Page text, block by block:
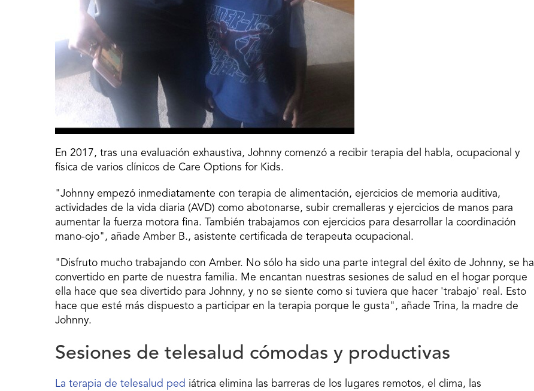
En 2017, tras una evaluación exhaustiva, Johnny comenzó a recibir terapia del habla, ocupacional y
física de varios clínicos de Care Options for Kids.
"Johnny empezó inmediatamente con terapia de alimentación, ejercicios de memoria auditiva,
actividades de la vida diaria (AVD) como abotonarse, subir cremalleras y ejercicios de manos para
aumentar la fuerza motora fina. También trabajamos con ejercicios para desarrollar la coordinación
mano-ojo", añade Amber B., asistente certificada de terapeuta ocupacional.
"Disfruto mucho trabajando con Amber. No sólo ha sido una parte integral del éxito de Johnny, se ha
convertido en parte de nuestra familia. Me encantan nuestras sesiones de salud en el hogar porque
ella hace que sea divertido para Johnny, y no se siente como si tuviera que hacer 'trabajo' real. Esto
hace que esté más dispuesto a participar en la terapia porque le gusta", añade Trina, la madre de
Johnny.
Sesiones de telesalud cómodas y productivas
La terapia de telesalud ped iátrica elimina las barreras de los lugares remotos, el clima, las